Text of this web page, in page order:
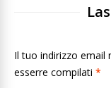
Il tuo indirizzo email
esserre compilati *